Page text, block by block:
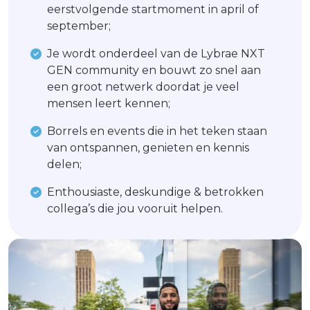
eerstvolgende startmoment in april of
september;
Je wordt onderdeel van de Lybrae NXT
GEN community en bouwt zo snel aan
een groot netwerk doordat je veel
mensen leert kennen;
Borrels en events die in het teken staan
van ontspannen, genieten en kennis
delen;
Enthousiaste, deskundige & betrokken
collega’s die jou vooruit helpen.